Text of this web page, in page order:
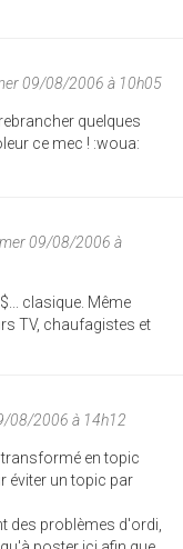
09/08/2006 à 10h05
quelques
ce mec ! :woua:
09/08/2006 à
clasique. Même
TV, chaufagistes et
08/2006 à 14h12
en topic
éviter un topic par
des problèmes d'ordi,